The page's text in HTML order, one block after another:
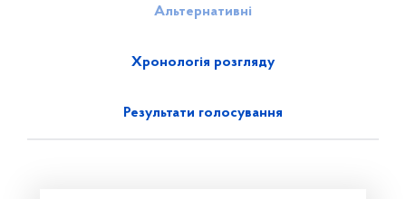
Альтернативні
Хронологія розгляду
Результати голосування